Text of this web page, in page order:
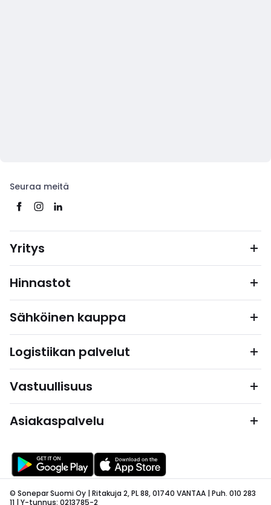
Seuraa meitä
Yritys
Hinnastot
Sähköinen kauppa
Logistiikan palvelut
Vastuullisuus
Asiakaspalvelu
© Sonepar Suomi Oy | Ritakuja 2, PL 88, 01740 VANTAA | Puh. 010 283
11 | Y-tunnus: 0213785-2